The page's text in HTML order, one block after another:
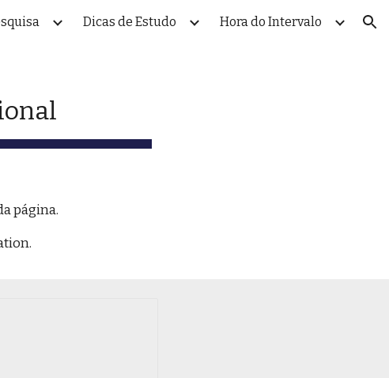
Dicas de Estudo Hora do Intervalo
página.